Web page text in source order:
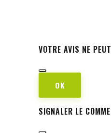
VOTRE AVIS NE
OK
SIGNALER LE